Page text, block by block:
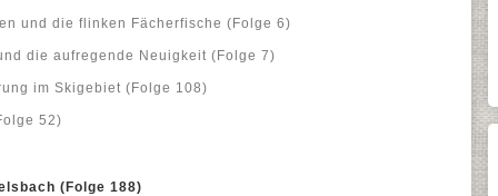
und die flinken Fächerfische (Folge 6)
die aufregende Neuigkeit (Folge 7)
im Skigebiet (Folge 108)
52)
(Folge 188)